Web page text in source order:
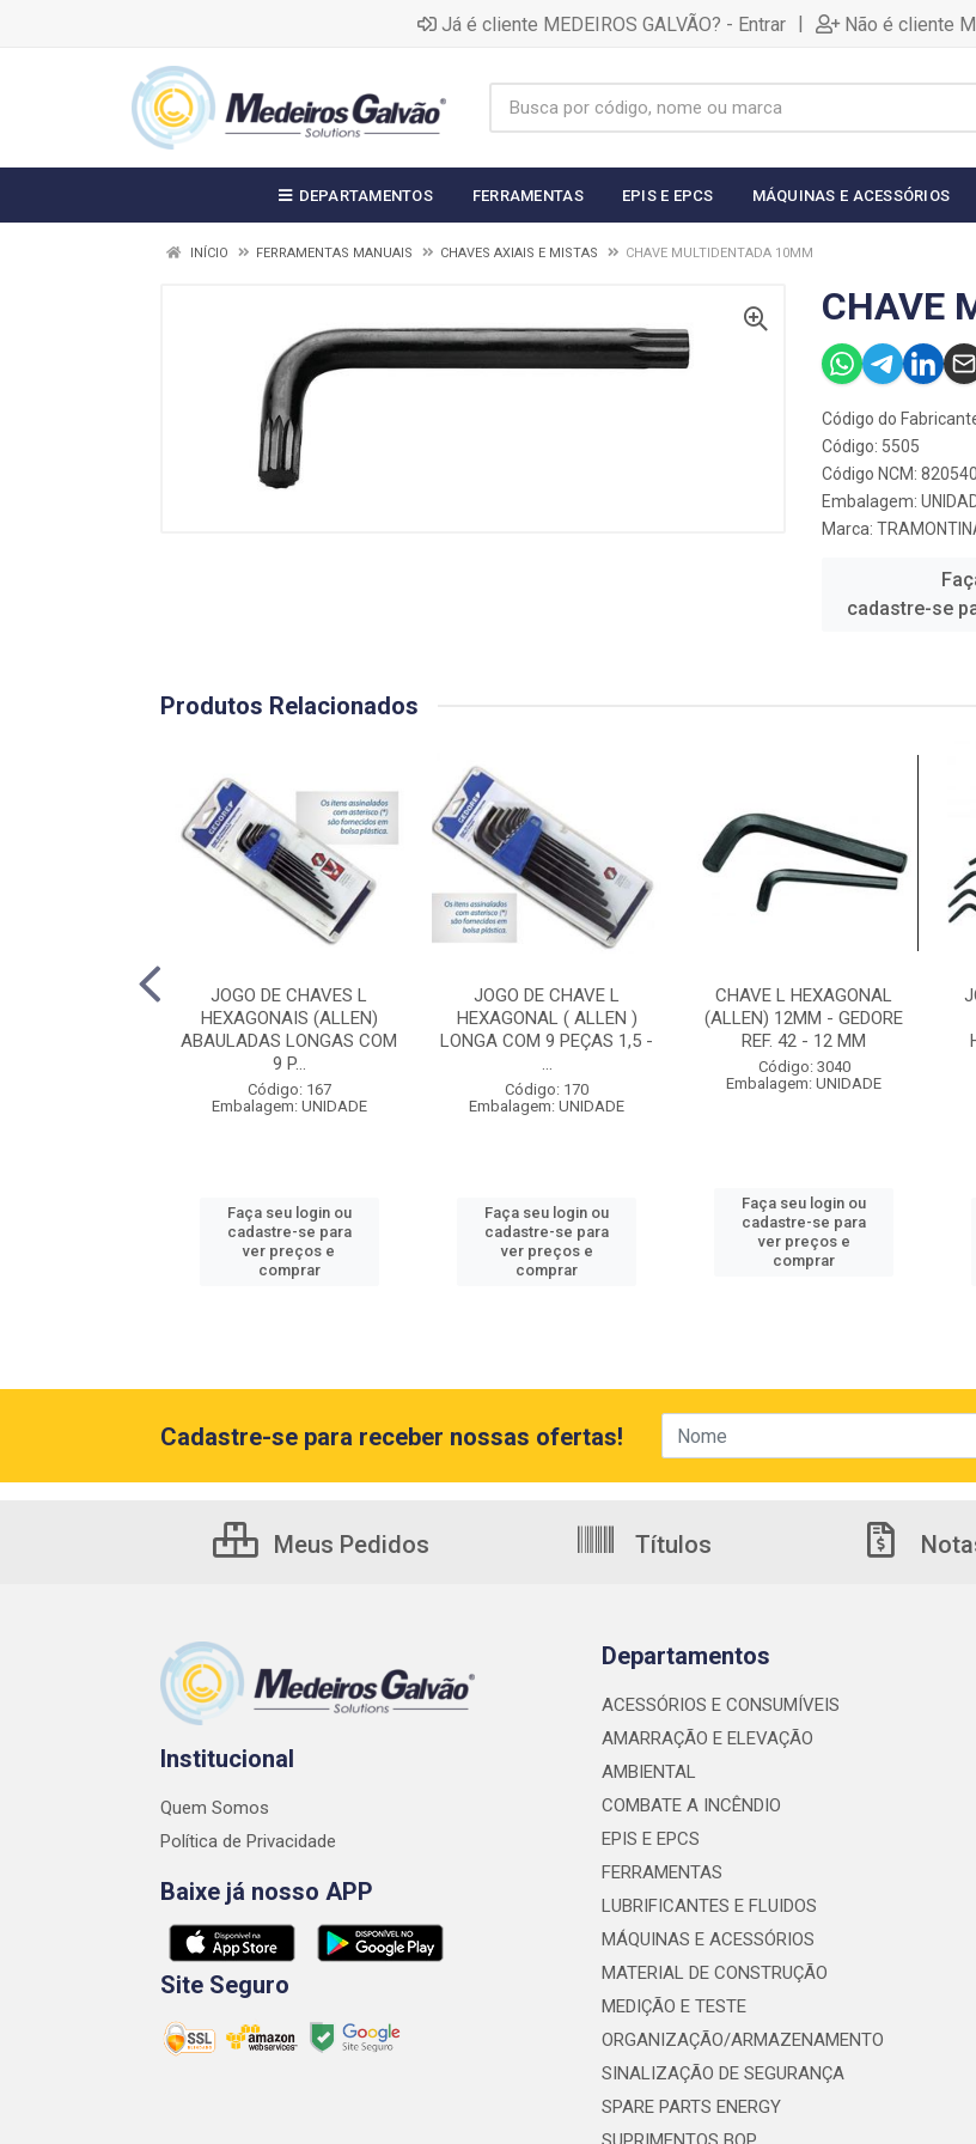
Já é cliente MEDEIROS GALVÃO? - Entrar | Não é cliente
DEPARTAMENTOS FERRAMENTAS EPIS E EPCS MÁQUINAS E ACESSÓRIOS
INÍCIO FERRAMENTAS MANUAIS CHAVES AXIAIS E MISTAS CHAVE MULTIDENTADA 10MM
CHAVE
Código do
Código: 5505
Código NCM:
Embalagem:
Marca:
cadastre-se
Produtos Relacionados
JOGO DE CHAVES L
HEXAGONAIS (ALLEN)
ABAULADAS LONGAS COM
9 P...
Código: 167
Embalagem: UNIDADE
Faça seu login ou
cadastre-se para
ver preços e
comprar
JOGO DE CHAVE L
HEXAGONAL ( ALLEN )
LONGA COM 9 PEÇAS 1,5 -
...
Código: 170
Embalagem: UNIDADE
Faça seu login ou
cadastre-se para
ver preços e
comprar
CHAVE L HEXAGONAL
(ALLEN) 12MM - GEDORE
REF. 42 - 12 MM
Código: 3040
Embalagem: UNIDADE
Faça seu login ou
cadastre-se para
ver preços e
comprar
Cadastre-se para receber nossas ofertas!
Meus Pedidos Títulos
Institucional
Quem Somos
Política de Privacidade
Baixe já nosso APP
Site Seguro
Departamentos
ACESSÓRIOS E CONSUMÍVEIS
AMARRAÇÃO E ELEVAÇÃO
AMBIENTAL
COMBATE A INCÊNDIO
EPIS E EPCS
FERRAMENTAS
LUBRIFICANTES E FLUIDOS
MÁQUINAS E ACESSÓRIOS
MATERIAL DE CONSTRUÇÃO
MEDIÇÃO E TESTE
ORGANIZAÇÃO/ARMAZENAMENTO
SINALIZAÇÃO DE SEGURANÇA
SPARE PARTS ENERGY